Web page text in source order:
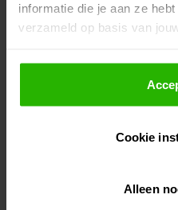
informatie die je aan ze
verzameld op basis van
Als je op "Accepteer" klikt,
toestemming om cookies
gepersonaliseerde
Lees hier meer over in ons
Via "Cookie instellingen"
Cookie
Alleen